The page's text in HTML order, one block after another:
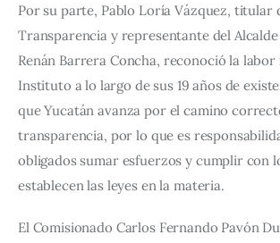
Por su parte, Pablo Loría Vázquez, titular
Transparencia y representante del
Renán Barrera Concha, reconoció la
Instituto a lo largo de sus 19 años de
que Yucatán avanza por el camino
transparencia, por lo que es
obligados sumar esfuerzos y cumplir con
establecen las leyes en la materia.
El Comisionado Carlos Fernando Pavón